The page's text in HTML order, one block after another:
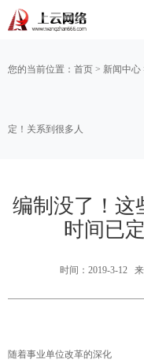
您的当前位置： 首页 > 新闻中心
定！关系到很多人
编制没了！这
时间已
时间：2019-3-12
随着事业单位改革的深化